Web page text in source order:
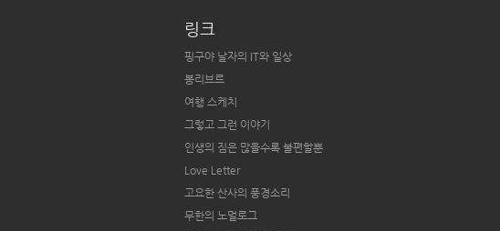
링크
핑구야 날자의 IT와 일상
봉리브르
여행 스케치
그렇고 그런 이야기
인생의 짐은 많을수록 불편할뿐
Love Letter
고요한 산사의 풍경소리
무한의 노멀로그